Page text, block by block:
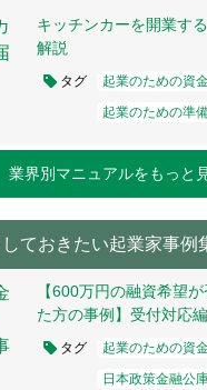
キッチンカーを開業す
解説
タグ 起業のための資
起業のための準
業界別マニュアルをもっと
ておきたい起業家事例
【600万円の融資希望
た方の事例】受付対応編
タグ
起業のための資
日本政策金融公